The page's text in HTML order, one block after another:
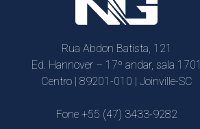
Rua Abdon Batista, 121
Ed. Hannover – 17º andar, sala 1701
Centro | 89201-010 | Joinville-SC
Fone +55 (47) 3433-9282